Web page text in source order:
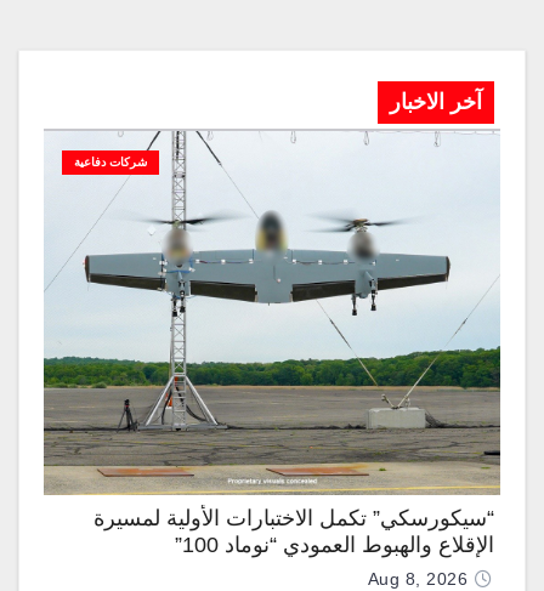
آخر الاخبار
شركات دفاعية
“سيكورسكي” تكمل الاختبارات الأولية لمسيرة
الإقلاع والهبوط العمودي “نوماد 100”
Aug 8, 2026